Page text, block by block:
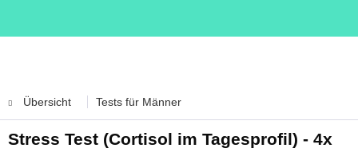
Übersicht Tests für Männer
Stress Test (Cortisol im Tagesprofil) - 4x